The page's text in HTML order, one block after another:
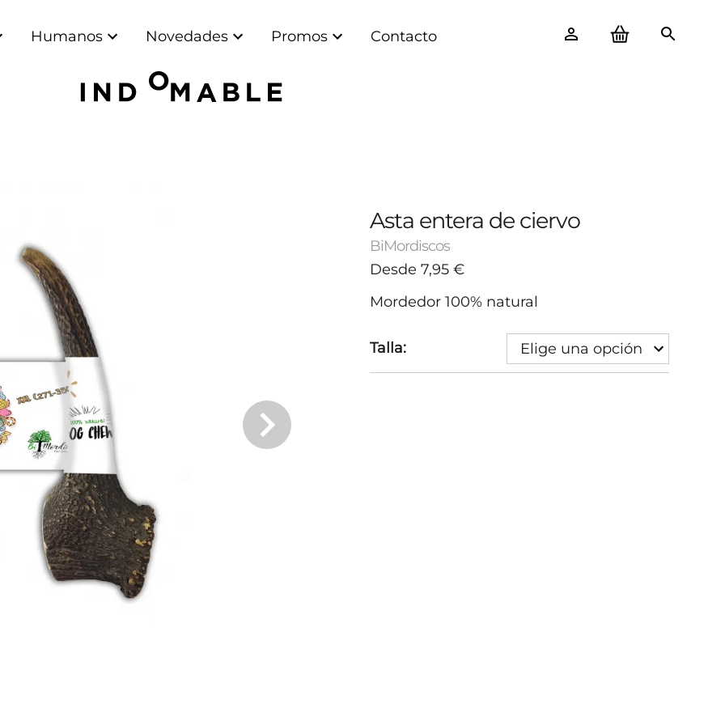
Humanos Novedades Promos Contacto
Asta entera de ciervo
BiMordiscos
Desde7,95 €
Mordedor 100% natural
Talla: Elige una opción
- +